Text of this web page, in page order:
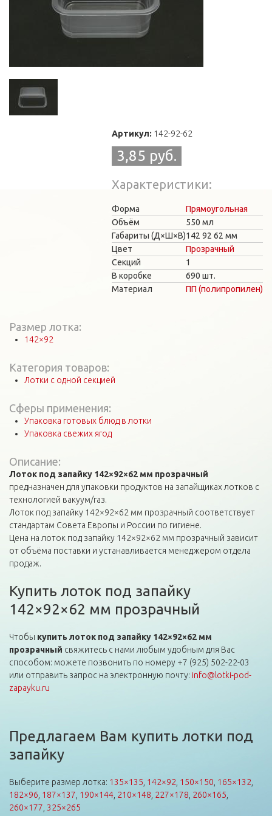
Артикул: 142-92-62
3,85 руб.
Характеристики
Форма
Прямоугольная
Объём
550 мл
Габариты (Д×Ш×В)142 92 62 мм
Цвет
Прозрачный
Секций
1
В коробке
690 шт.
Материал
ПП (полипропилен)
Размер лотка:
142×92
Категория товаров:
Лотки с одной секцией
Сферы применения:
Упаковка готовых блюд в лотки
Упаковка свежих ягод
Описание:
Лоток под запайку 142×92×62 мм прозрачный
предназначен для упаковки продуктов на запайщиках лотков с
технологией вакуум/газ.
Лоток под запайку 142×92×62 мм прозрачный соответствует
стандартам Совета Европы и России по гигиене.
Цена на лоток под запайку 142×92×62 мм прозрачный зависит
от объёма поставки и устанавливается менеджером отдела
продаж.
Купить лоток под запайку
142×92×62 мм прозрачный
Чтобы купить лоток под запайку 142×92×62 мм
прозрачный свяжитесь с нами любым удобным для Вас
способом: можете позвонить по номеру +7 (925) 502-22-03
или отправить запрос на электронную почту: info@lotki-pod-
zapayku.ru
Предлагаем Вам купить лотки под
запайку
Выберите размер лотка: 135×135 142×92 150×150 165×132
182×96 187×137 190×144 210×148 227×178 260×165
260×177 325×265